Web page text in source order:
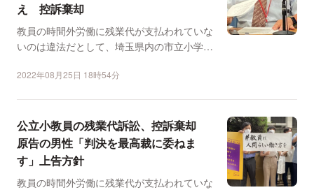
え 控訴棄却
教員の時間外労働に残業代が支払われていな
いのは違法だとして、埼玉県内の市立小学校
2022年08月25日 18時54分
公立小教員の残業代訴訟、控訴棄却
原告の男性「判決を最高裁に委ねま
す」上告方針
教員の時間外労働に残業代が支払われていな